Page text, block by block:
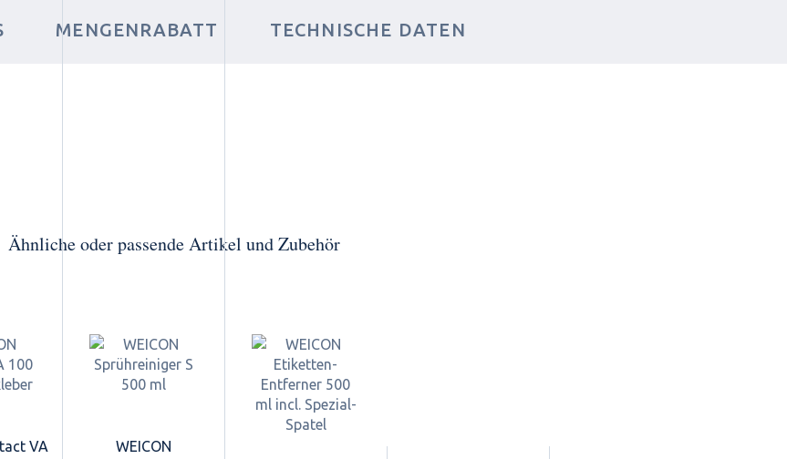
MENGENRABATT TECHNISCHE DATEN
Ähnliche oder passende Artikel und Zubehör
VA
WEICON